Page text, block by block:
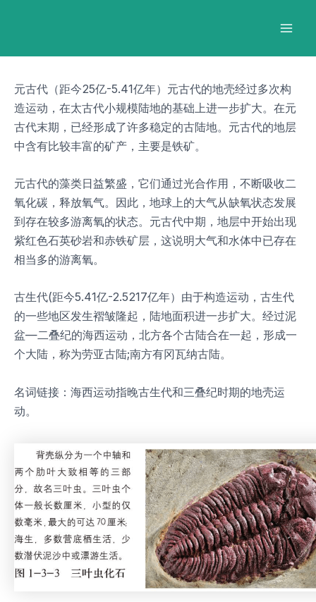
元古代（距今25亿-5.41亿年）元古代的地壳经过多次构
造运动，在太古代小规模陆地的基础上进一步扩大。在元
古代末期，已经形成了许多稳定的古陆地。元古代的地层
中含有比较丰富的矿产，主要是铁矿。
元古代的藻类日益繁盛，它们通过光合作用，不断吸收二
氧化碳，释放氧气。因此，地球上的大气从缺氧状态发展
到存在较多游离氧的状态。元古代中期，地层中开始出现
紫红色石英砂岩和赤铁矿层，这说明大气和水体中已存在
相当多的游离氧。
古生代(距今5.41亿-2.5217亿年）由于构造运动，古生代
的一些地区发生褶皱隆起，陆地面积进一步扩大。经过泥
盆—二叠纪的海西运动，北方各个古陆合在一起，形成一
个大陆，称为劳亚古陆;南方有冈瓦纳古陆。
名词链接：海西运动指晚古生代和三叠纪时期的地壳运
动。